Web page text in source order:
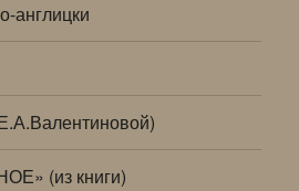
англицки
(из книги)